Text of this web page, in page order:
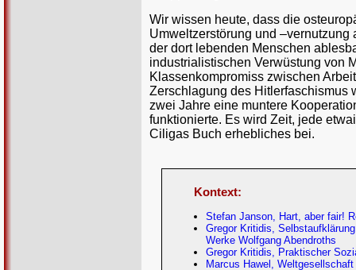
Wir wissen heute, dass die
Umweltzerstörung und
der dort lebenden Menschen
industrialistischen Verwüstung von
Klassenkompromiss zwischen
Zerschlagung des Hitlerfaschismus
zwei Jahre eine muntere
funktionierte. Es wird Zeit, jede
Ciligas Buch erhebliches bei.
Kontext:
Stefan Janson, Hart, aber fair!
Gregor Kritidis,
Werke Wolfgang Abendroths
Gregor Kritidis, Praktischer
Marcus Hawel,